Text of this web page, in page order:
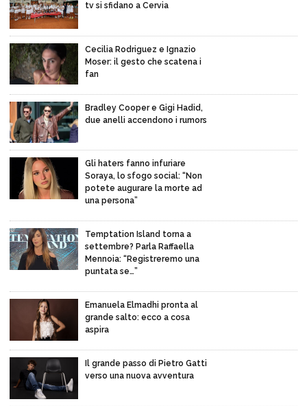
tv si sfidano a Cervia
Cecilia Rodriguez e Ignazio
Moser: il gesto che scatena i
fan
Bradley Cooper e Gigi Hadid,
due anelli accendono i rumors
Gli haters fanno infuriare
Soraya, lo sfogo social: “Non
potete augurare la morte ad
una persona”
Temptation Island torna a
settembre? Parla Raffaella
Mennoia: “Registreremo una
puntata se…”
Emanuela Elmadhi pronta al
grande salto: ecco a cosa
aspira
Il grande passo di Pietro Gatti
verso una nuova avventura